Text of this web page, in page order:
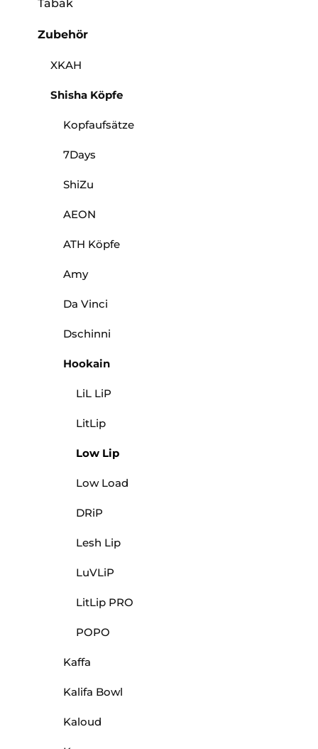
Tabak
Zubehör
XKAH
Shisha Köpfe
Kopfaufsätze
7Days
ShiZu
AEON
ATH Köpfe
Amy
Da Vinci
Dschinni
Hookain
LiL LiP
LitLip
Low Lip
Low Load
DRiP
Lesh Lip
LuVLiP
LitLip PRO
POPO
Kaffa
Kalifa Bowl
Kaloud